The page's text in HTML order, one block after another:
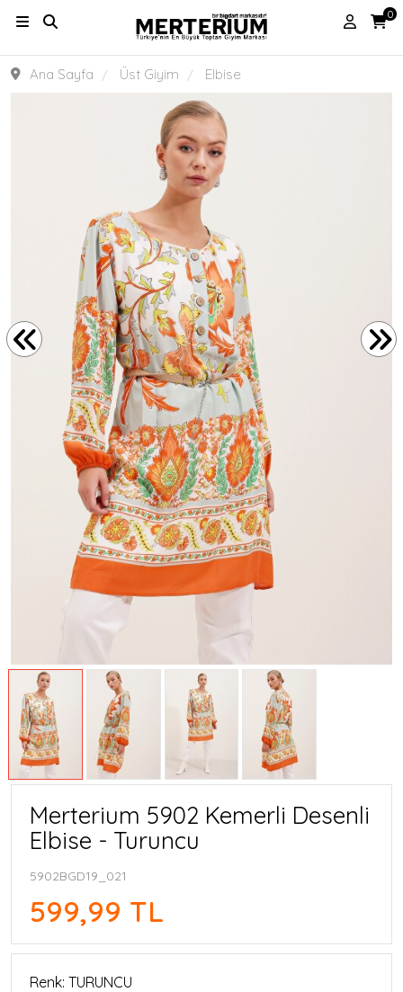
0
Ana Sayfa Üst Giyim Elbise
Merterium 5902 Kemerli Desenli
Elbise - Turuncu
5902BGD19_021
599,99 TL
Renk: TURUNCU